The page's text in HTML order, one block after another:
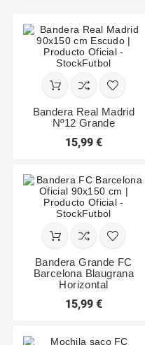
Bandera Real Madrid
Nº12 Grande
15,99 €
Bandera Grande FC
Barcelona Blaugrana
Horizontal
15,99 €